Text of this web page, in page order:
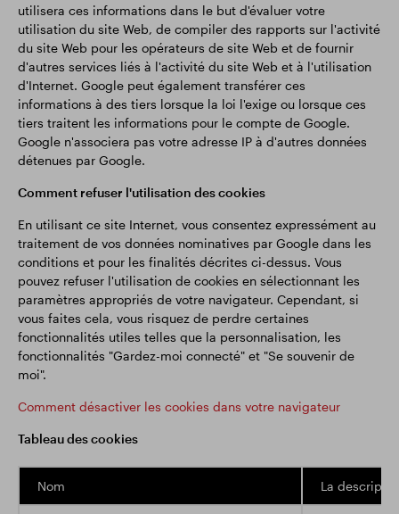
utilisera ces informations dans le but d'évaluer votre
utilisation du site Web, de compiler des rapports sur l'activité
du site Web pour les opérateurs de site Web et de fournir
d'autres services liés à l'activité du site Web et à l'utilisation
d'Internet. Google peut également transférer ces
informations à des tiers lorsque la loi l'exige ou lorsque ces
tiers traitent les informations pour le compte de Google.
Google n'associera pas votre adresse IP à d'autres données
détenues par Google.
Comment refuser l'utilisation des cookies
En utilisant ce site Internet, vous consentez expressément au
traitement de vos données nominatives par Google dans les
conditions et pour les finalités décrites ci-dessus. Vous
pouvez refuser l'utilisation de cookies en sélectionnant les
paramètres appropriés de votre navigateur. Cependant, si
vous faites cela, vous risquez de perdre certaines
fonctionnalités utiles telles que la personnalisation, les
fonctionnalités "Gardez-moi connecté" et "Se souvenir de
moi".
Comment désactiver les cookies dans votre navigateur
Tableau des cookies
Nom La